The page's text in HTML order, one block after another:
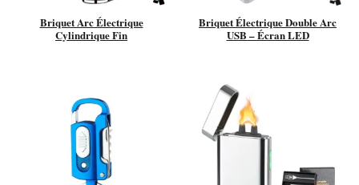
Briquet Arc Électrique
Cylindrique Fin
Briquet Électrique Double Arc
USB – Écran LED